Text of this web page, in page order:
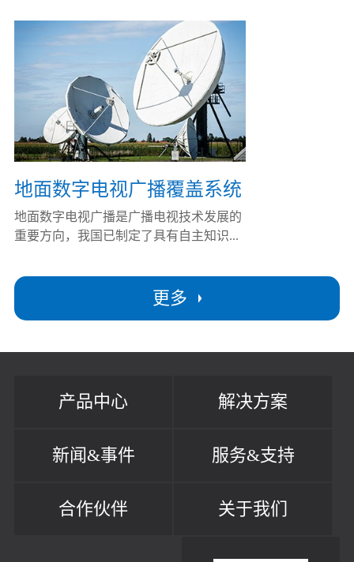
更多
地面数字电视广播覆盖系统
地面数字电视广播是广播电视技术发展的
重要方向，我国已制定了具有自主知识...
产品中心 解决方案
新闻&事件 服务&支持
合作伙伴 关于我们